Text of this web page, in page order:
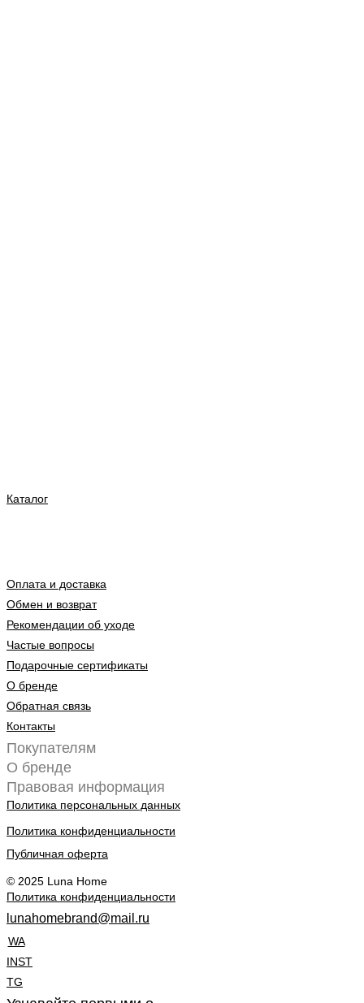
Каталог
Оплата и доставка
Обмен и возврат
Рекомендации об уходе
Частые вопросы
Подарочные сертификаты
О бренде
Обратная связь
Контакты
Покупателям
О бренде
Правовая информация
Политика персональных данных
Политика конфиденциальности
Публичная оферта
© 2025 Luna Home
Политика конфиденциальности
lunahomebrand@mail.ru
WA
INST
TG